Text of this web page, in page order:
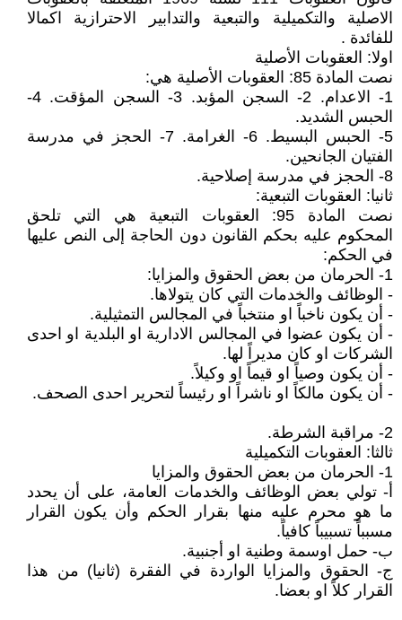
الاصلية والتكميلية والتبعية والتدابير الاحترازية اكمالا
للفائدة .
اولا: العقوبات الأصلية
نصت المادة 85: العقوبات الأصلية هي:
1- الاعدام. 2- السجن المؤبد. 3- السجن المؤقت. 4-
الحبس الشديد.
5- الحبس البسيط. 6- الغرامة. 7- الحجز في مدرسة
الفتيان الجانحين.
8- الحجز في مدرسة إصلاحية.
ثانيا: العقوبات التبعية:
نصت المادة 95: العقوبات التبعية هي التي تلحق
المحكوم عليه بحكم القانون دون الحاجة إلى النص عليها
في الحكم:
1- الحرمان من بعض الحقوق والمزايا:
- الوظائف والخدمات التي كان يتولاها.
- أن يكون ناخباً او منتخباً في المجالس التمثيلية.
- أن يكون عضوا في المجالس الادارية او البلدية او احدى
الشركات او كان مديراً لها.
- أن يكون وصياً او قيماً او وكيلاً.
- أن يكون مالكاً او ناشراً او رئيساً لتحرير احدى الصحف.
2- مراقبة الشرطة.
ثالثا: العقوبات التكميلية
1- الحرمان من بعض الحقوق والمزايا
أ- تولي بعض الوظائف والخدمات العامة، على أن يحدد
ما هو محرم عليه منها بقرار الحكم وأن يكون القرار
مسبباً تسبيباً كافياً.
ب- حمل اوسمة وطنية او أجنبية.
ج- الحقوق والمزايا الواردة في الفقرة (ثانيا) من هذا
القرار كلاً او بعضا.